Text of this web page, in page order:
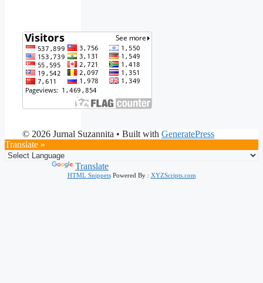
© 2026 Jurnal Suzannita • Built with GeneratePress
Translate »
Translate
HTML SnippetsPowered By : XYZScripts.com